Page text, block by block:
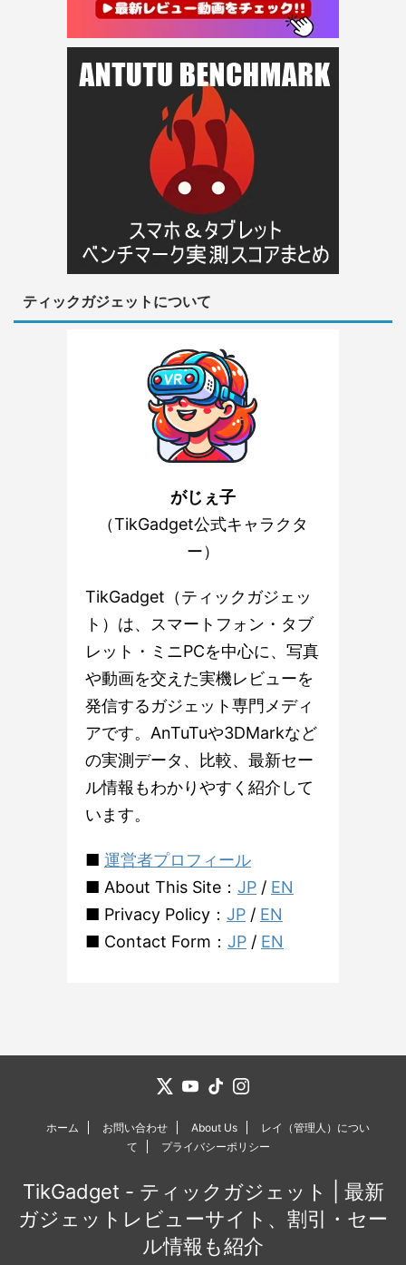
ティックガジェットについて
がじぇ子
（TikGadget公式キャラクタ
ー）
TikGadget（ティックガジェッ
ト）は、スマートフォン・タブ
レット・ミニPCを中心に、写真
や動画を交えた実機レビューを
発信するガジェット専門メディ
アです。AnTuTuや3DMarkなど
の実測データ、比較、最新セー
ル情報もわかりやすく紹介して
います。
■ 運営者プロフィール
■ About This Site： JP / EN
■ Privacy Policy： JP / EN
■ Contact Form： JP / EN
ホーム お問い合わせ About Us
レイ（管理人）につい
て
プライバシーポリシー
TikGadget - ティックガジェット | 最新
ガジェットレビューサイト、割引・セー
ル情報も紹介